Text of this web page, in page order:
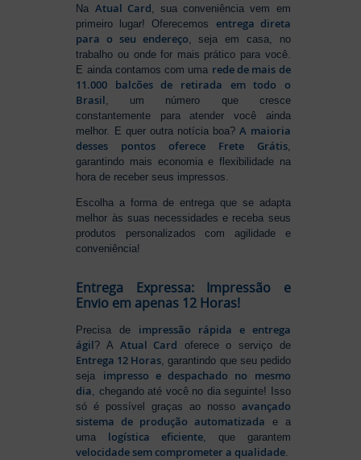
Na Atual Card, sua conveniência vem em
primeiro lugar! Oferecemos entrega direta
para o seu endereço, seja em casa, no
trabalho ou onde for mais prático para você.
E ainda contamos com uma rede de mais de
11.000 balcões de retirada em todo o
Brasil, um número que cresce
constantemente para atender você ainda
melhor. E quer outra notícia boa?A maioria
desses pontos oferece Frete Grátis,
garantindo mais economia e flexibilidade na
hora de receber seus impressos.
Escolha a forma de entrega que se adapta
melhor às suas necessidades e receba seus
produtos personalizados com agilidade e
conveniência!
Entrega Expressa: Impressão e
Envio em apenas 12 Horas!
Precisa de impressão rápida e entrega
ágil? A Atual Card oferece o serviço de
Entrega 12 Horas , garantindo que seu pedido
seja impresso e despachado no mesmo
dia , chegando até você no dia seguinte! Isso
só é possível graças ao nosso avançado
sistema de produção automatizada e a
uma logística eficiente , que garantem
velocidade sem comprometer a qualidade